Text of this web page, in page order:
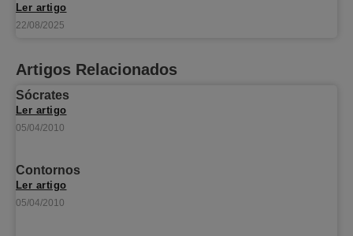
Ler artigo
22/08/2025
Artigos Relacionados
Sócrates
Ler artigo
05/04/2010
Contornos
Ler artigo
05/04/2010